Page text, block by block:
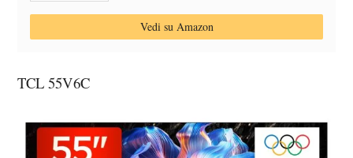
Vedi su Amazon
TCL 55V6C